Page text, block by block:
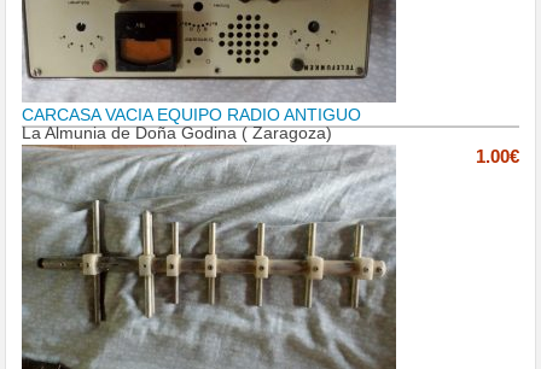
CARCASA VACIA EQUIPO RADIO ANTIGUO
La Almunia de Doña Godina ( Zaragoza)
1.00€